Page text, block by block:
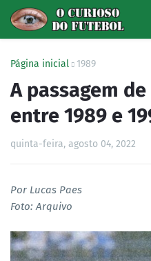
Página inicial 1989
A passagem
entre 1989 e
quinta-feira, agosto 04, 2022
Por Lucas Paes
Foto: Arquivo